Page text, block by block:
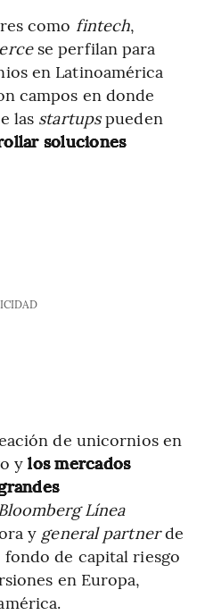
como fintech,
se perfilan para
en Latinoamérica
campos en donde
las startupspueden
soluciones
de unicornios en
y los mercados
Línea
y general partnerde
de capital riesgo
en Europa,